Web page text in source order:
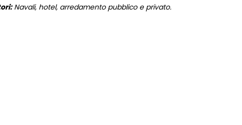
Navali, hotel, arredamento pubblico e privato.